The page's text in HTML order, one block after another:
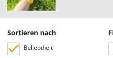
Skil
Smeg
Snapper
Sortieren nach
Beliebtheit